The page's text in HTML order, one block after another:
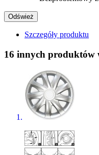
Szczegóły produktu
16 innych produktów